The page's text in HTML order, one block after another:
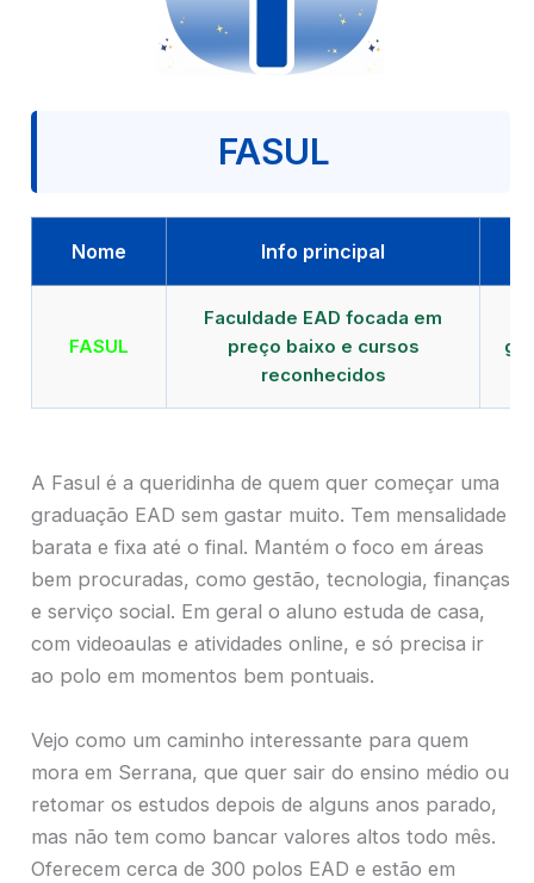
FASUL
Nome Info principal
FASUL
Faculdade EAD focada em
preço baixo e cursos
reconhecidos
A Fasul é a queridinha de quem quer começar uma
graduação EAD sem gastar muito. Tem mensalidade
barata e fixa até o final. Mantém o foco em áreas
bem procuradas, como gestão, tecnologia, finanças
e serviço social. Em geral o aluno estuda de casa,
com videoaulas e atividades online, e só precisa ir
ao polo em momentos bem pontuais.
Vejo como um caminho interessante para quem
mora em Serrana, que quer sair do ensino médio ou
retomar os estudos depois de alguns anos parado,
mas não tem como bancar valores altos todo mês.
Oferecem cerca de 300 polos EAD e estão em